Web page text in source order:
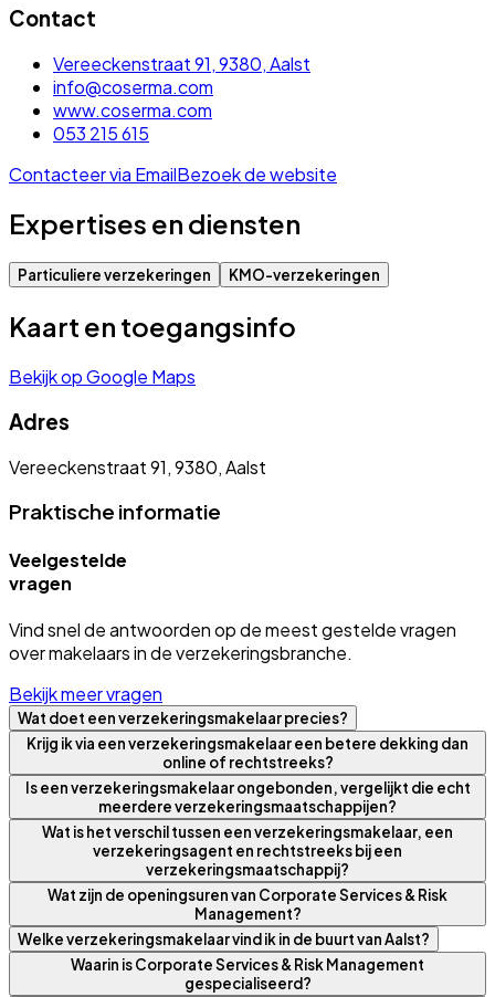
Contact
Vereeckenstraat 91, 9380, Aalst
info@coserma.com
www.coserma.com
053 215 615
Contacteer via EmailBezoek de website
Expertises en diensten
Particuliere verzekeringen KMO-verzekeringen
Kaart en toegangsinfo
Bekijk op Google Maps
Adres
Vereeckenstraat 91, 9380, Aalst
Praktische informatie
Veelgestelde
vragen
Vind snel de antwoorden op de meest gestelde vragen
over makelaars in de verzekeringsbranche.
Bekijk meer vragen
Wat doet een verzekeringsmakelaar precies?
Krijg ik via een verzekeringsmakelaar een betere dekking dan
online of rechtstreeks?
Is een verzekeringsmakelaar ongebonden, vergelijkt die echt
meerdere verzekeringsmaatschappijen?
Wat is het verschil tussen een verzekeringsmakelaar, een
verzekeringsagent en rechtstreeks bij een
verzekeringsmaatschappij?
Wat zijn de openingsuren van Corporate Services & Risk
Management?
Welke verzekeringsmakelaar vind ik in de buurt van Aalst?
Waarin is Corporate Services & Risk Management
gespecialiseerd?